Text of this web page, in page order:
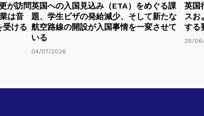
が訪問
は音
受ける
英国への入国見込み（ETA）をめぐる課
題、学生ビザの発給減少、そして新たな
航空路線の開設が入国事情を一変させて
いる
04/07/2026
英国
スお
する
28/